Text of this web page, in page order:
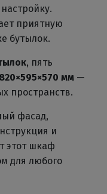
приятную
бутылок.
, пять
820×595×570 мм —
пространств.
фасад,
и
этот шкаф
для любого